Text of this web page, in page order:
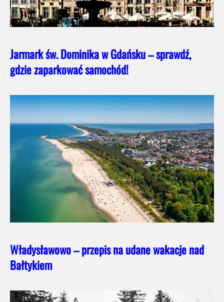
Jarmark św. Dominika w Gdańsku – sprawdź,
gdzie zaparkować samochód!
Władysławowo – przepis na udane wakacje nad
Bałtykiem